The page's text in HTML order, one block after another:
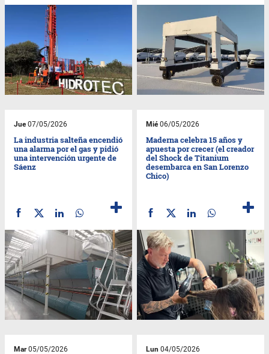
Jue07/05/2026
La industria salteña encendió
una alarma por el gas y pidió
una intervención urgente de
Sáenz
Mié06/05/2026
Maderna celebra 15 años y
apuesta por crecer (el creador
del Shock de Titanium
desembarca en San Lorenzo
Chico)
Mar05/05/2026 Lun 04/05/2026